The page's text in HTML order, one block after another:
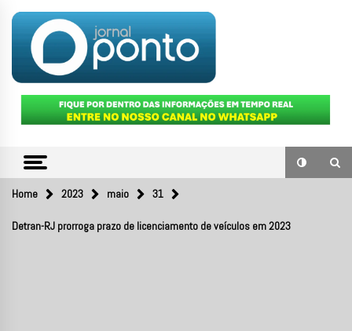
content
JORNAL
PONTO
Home 2023 maio 31
Detran-RJ prorroga prazo de licenciamento de veículos em 2023